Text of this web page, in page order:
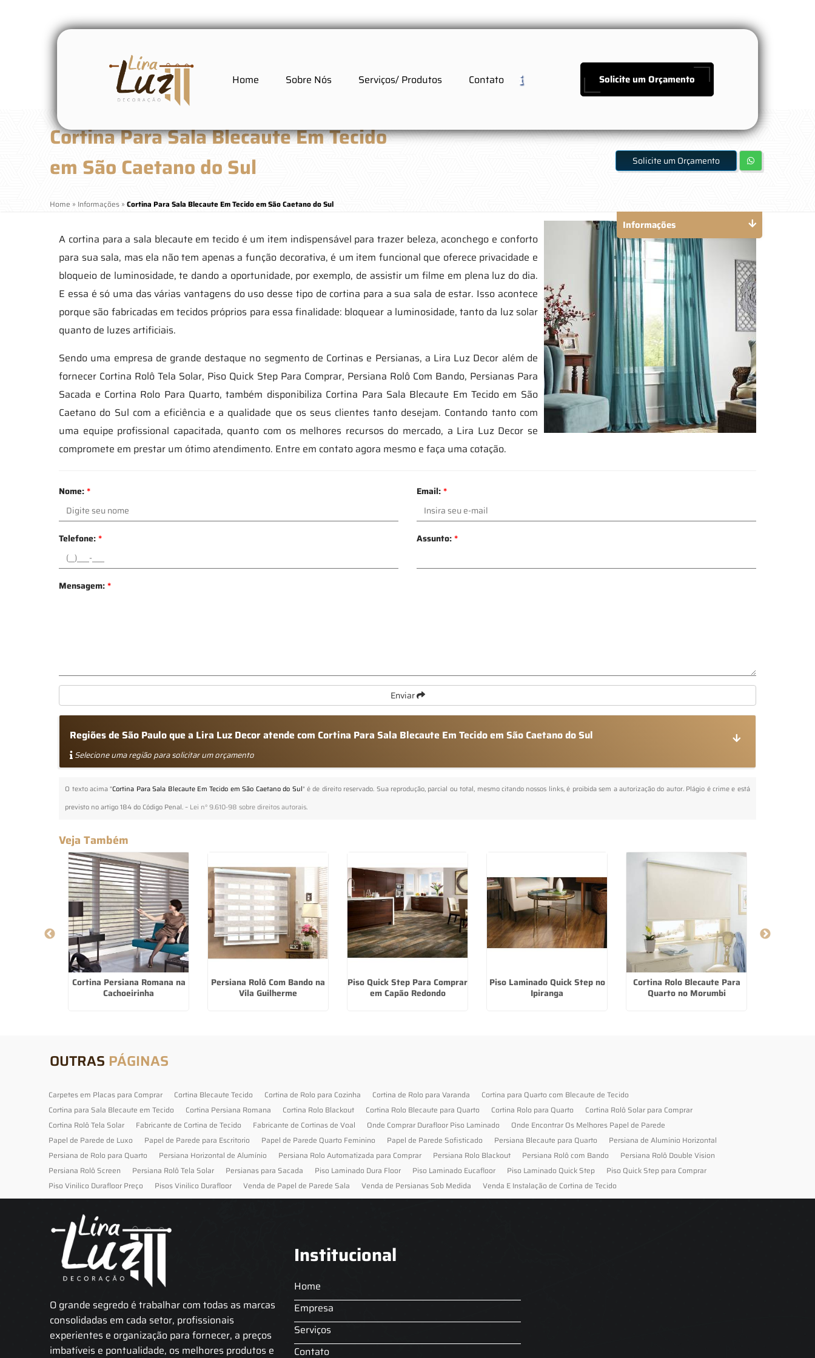
Home Sobre Nós Serviços/ Produtos Contato Solicite um Orçamento
Cortina Para Sala Blecaute Em Tecido
em São Caetano do Sul
Home » Informações »Cortina Para Sala Blecaute Em Tecido em São Caetano do Sul
Solicite um Orçamento
A cortina para a sala blecaute em tecido é um item indispensável para trazer beleza, aconchego e conforto
para sua sala, mas ela não tem apenas a função decorativa, é um item funcional que oferece privacidade e
bloqueio de luminosidade, te dando a oportunidade, por exemplo, de assistir um filme em plena luz do dia.
E essa é só uma das várias vantagens do uso desse tipo de cortina para a sua sala de estar. Isso acontece
porque são fabricadas em tecidos próprios para essa finalidade: bloquear a luminosidade, tanto da luz solar
quanto de luzes artificiais.
Sendo uma empresa de grande destaque no segmento de Cortinas e Persianas, a Lira Luz Decor além de
fornecer Cortina Rolô Tela Solar, Piso Quick Step Para Comprar, Persiana Rolô Com Bando, Persianas Para
Sacada e Cortina Rolo Para Quarto, também disponibiliza Cortina Para Sala Blecaute Em Tecido em São
Caetano do Sul com a eficiência e a qualidade que os seus clientes tanto desejam. Contando tanto com
uma equipe profissional capacitada, quanto com os melhores recursos do mercado, a Lira Luz Decor se
compromete em prestar um ótimo atendimento. Entre em contato agora mesmo e faça uma cotação.
Nome:* Email:*
Telefone:* Assunto:*
Mensagem:*
Enviar
Regiões de São Paulo que a Lira Luz Decor atende com Cortina Para Sala Blecaute Em Tecido em São Caetano do Sul
Selecione uma região para solicitar um orçamento
O texto acima "Cortina Para Sala Blecaute Em Tecido em São Caetano do Sul" é de direito reservado. Sua reprodução, parcial ou total, mesmo citando nossos links, é proibida sem a autorização do autor. Plágio é crime e está
previsto no artigo 184 do Código Penal. – Lei n° 9.610-98 sobre direitos autorais.
Informações
Veja Também
Cortina Persiana Romana na
Cachoeirinha
Persiana Rolô Com Bando na
Vila Guilherme
Piso Quick Step Para Comprar
em Capão Redondo
Piso Laminado Quick Step no
Ipiranga
Cortina Rolo Blecaute Para
Quarto no Morumbi
OUTRAS PÁGINAS
Carpetes em Placas para Comprar Cortina Blecaute Tecido Cortina de Rolo para Cozinha Cortina de Rolo para Varanda
Cortina para Quarto com Blecaute de Tecido
Cortina para Sala Blecaute em Tecido
Cortina Persiana Romana Cortina Rolo Blackout Cortina Rolo Blecaute para Quarto Cortina Rolo para Quarto
Cortina Rolô Solar para Comprar
Cortina Rolô Tela Solar
Fabricante de Cortina de Tecido Fabricante de Cortinas de Voal Onde Comprar Durafloor Piso Laminado
Onde Encontrar Os Melhores Papel de Parede
Papel de Parede de Luxo
Papel de Parede para Escritorio Papel de Parede Quarto Feminino Papel de Parede Sofisticado Persiana Blecaute para Quarto
Persiana de Alumínio Horizontal
Persiana de Rolo para Quarto
Persiana Horizontal de Alumínio Persiana Rolo Automatizada para Comprar Persiana Rolo Blackout Persiana Rolô com Bando
Persiana Rolô Double Vision
Persiana Rolô Screen
Persiana Rolô Tela Solar Persianas para Sacada Piso Laminado Dura Floor Piso Laminado Eucafloor Piso Laminado Quick Step
Piso Quick Step para Comprar
Piso Vinilico Durafloor Preço
Pisos Vinilico Durafloor Venda de Papel de Parede Sala Venda de Persianas Sob Medida Venda E Instalação de Cortina de Tecido
O grande segredo é trabalhar com todas as marcas
consolidadas em cada setor, profissionais
experientes e organização para fornecer, a preços
imbatíveis e pontualidade, os melhores produtos e
Institucional
Home
Empresa
Serviços
Contato